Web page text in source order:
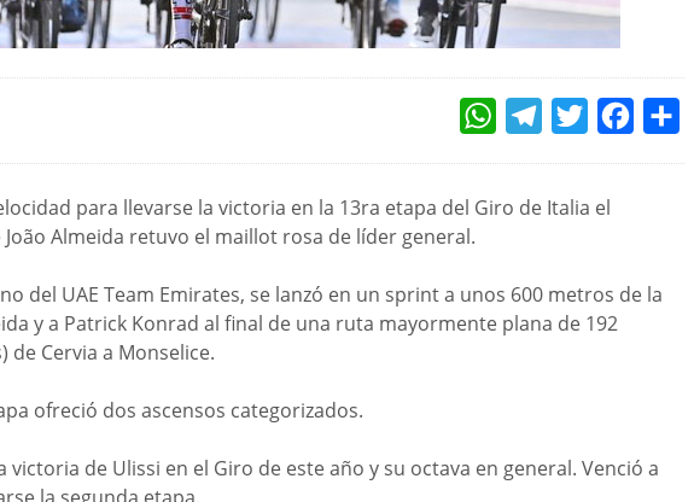
WHATSAPPTELEGRAMTWITTERFACEBOOK
para llevarse la victoria en la 13ra etapa del Giro de Italia el
Almeida retuvo el maillot rosa de líder general.
del UAE Team Emirates, se lanzó en un sprint a unos 600 metros de la
y a Patrick Konrad al final de una ruta mayormente plana de 192
de Cervia a Monselice.
ofreció dos ascensos categorizados.
victoria de Ulissi en el Giro de este año y su octava en general. Venció a